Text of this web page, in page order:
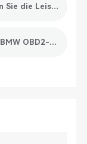
upper： Throttle Learning: Optimieren Sie die Leistung Ihres Motors
lower： Empfehlungen für die besten BMW OBD2-Scanner: Hilft Ihnen, Fahrzeugprobleme einfach zu diagnostizieren